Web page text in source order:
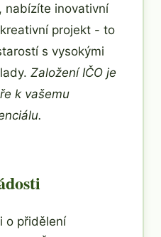
nabízíte inovativní
projekt - to
s vysokými
Založení IČO je
k vašemu
o přidělení